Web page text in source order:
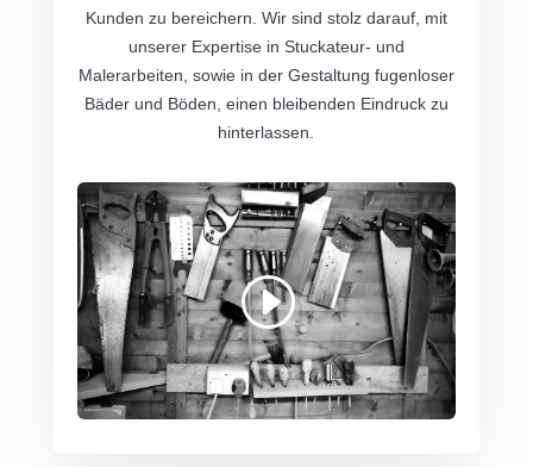
Kunden zu bereichern. Wir sind stolz darauf, mit
unserer Expertise in Stuckateur- und
Malerarbeiten, sowie in der Gestaltung fugenloser
Bäder und Böden, einen bleibenden Eindruck zu
hinterlassen.
Mit dem Laden des Videos akzeptieren Sie
die Datenschutzerklärung von YouTube.
Mehr erfahren
Video laden
YouTube immer entsperren